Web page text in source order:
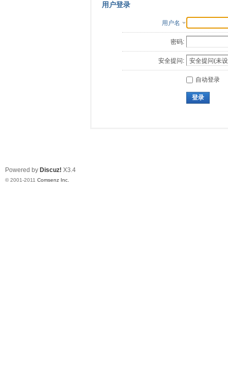
用户登录
用户名
密码:
安全提问:
自动登录
登录
Powered by Discuz! X3.4
© 2001-2011 Comsenz Inc.